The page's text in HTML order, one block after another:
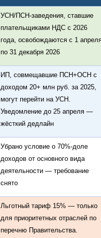
УСН/ПСН-заведения, ставшие
плательщиками НДС с 2026
года, освобождаются с 1
по 31 декабря 2026
ИП, совмещавшие ПСН+ОСН с
доходом 20+ млн руб. за 2025,
могут перейти на УСН.
Уведомление до 25 апреля —
жёсткий дедлайн
Убрано условие о 70%-доле
доходов от основного вида
деятельности — требование
снято
Льготный тариф 15% — только
для приоритетных отраслей по
перечню Правительства.